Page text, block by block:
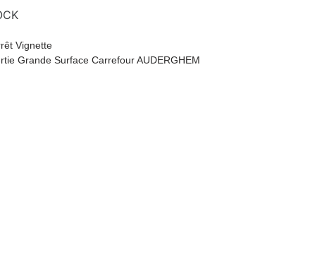
Vignette
Grande Surface Carrefour AUDERGHEM